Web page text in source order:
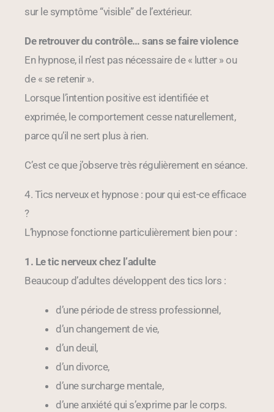
sur le symptôme “visible” de l’extérieur.
De retrouver du contrôle… sans se faire violence
En hypnose, il n’est pas nécessaire de « lutter » ou
de « se retenir ».
Lorsque l’intention positive est identifiée et
exprimée, le comportement cesse naturellement,
parce qu’il ne sert plus à rien.
C’est ce que j’observe très régulièrement en séance.
4. Tics nerveux et hypnose : pour qui est-ce efficace
?
L’hypnose fonctionne particulièrement bien pour :
1. Le tic nerveux chez l’adulte
Beaucoup d’adultes développent des tics lors :
d’une période de stress professionnel,
d’un changement de vie,
d’un deuil,
d’un divorce,
d’une surcharge mentale,
d’une anxiété qui s’exprime par le corps.